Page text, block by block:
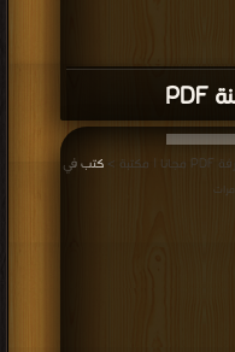
كتب في تحميل|